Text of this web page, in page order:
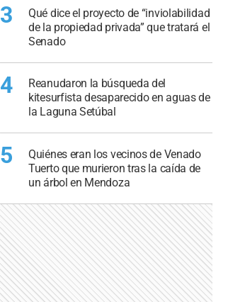
3
Qué dice el proyecto de “inviolabilidad
de la propiedad privada” que tratará el
Senado
4
Reanudaron la búsqueda del
kitesurfista desaparecido en aguas de
la Laguna Setúbal
5
Quiénes eran los vecinos de Venado
Tuerto que murieron tras la caída de
un árbol en Mendoza